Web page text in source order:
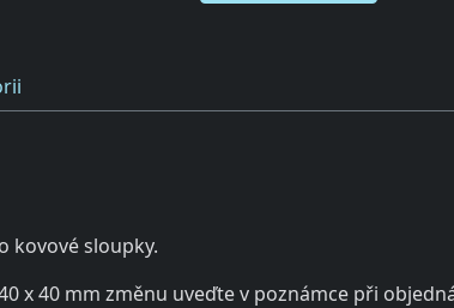
kovové sloupky.
x 40 mm změnu uveďte v poznámce při